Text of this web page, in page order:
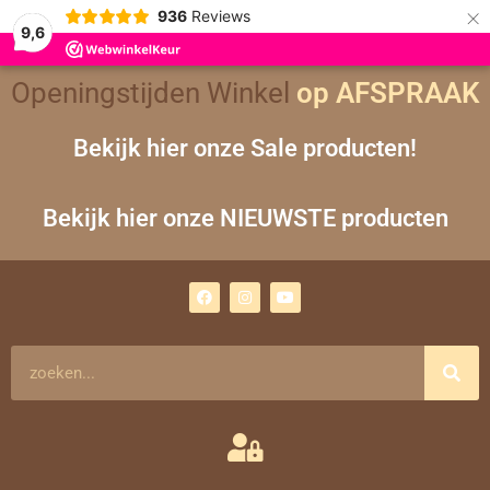
9,6
936 Reviews ×
Openingstijden Winkel op AFSPRAAK
Bekijk hier onze Sale producten!
Bekijk hier onze NIEUWSTE producten
a
c
n
s
m
o
u